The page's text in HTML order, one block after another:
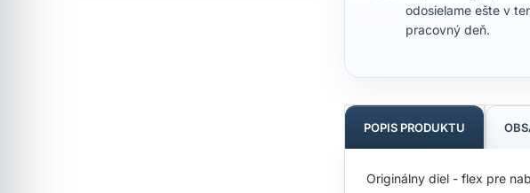
odosielame ešte v
pracovný deň.
POPIS PRODUKTU
Originálny diel - flex pre